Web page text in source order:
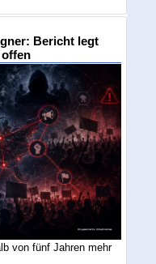
Bericht legt
von fünf Jahren mehr